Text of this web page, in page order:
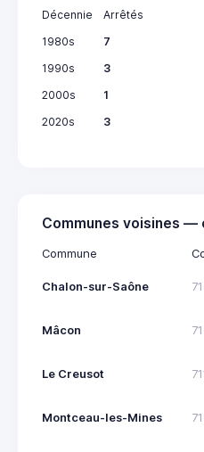
Décennie
Arrêtés
1980s
7
1990s
3
2000s
1
2020s
3
Communes voisines —
Commune
Chalon-sur-Saône
Mâcon
Le Creusot
Montceau-les-Mines